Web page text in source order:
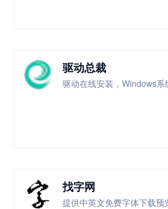
驱动总裁
驱动在线安装，Windows系
找字网
提供中英文免费字体下载预